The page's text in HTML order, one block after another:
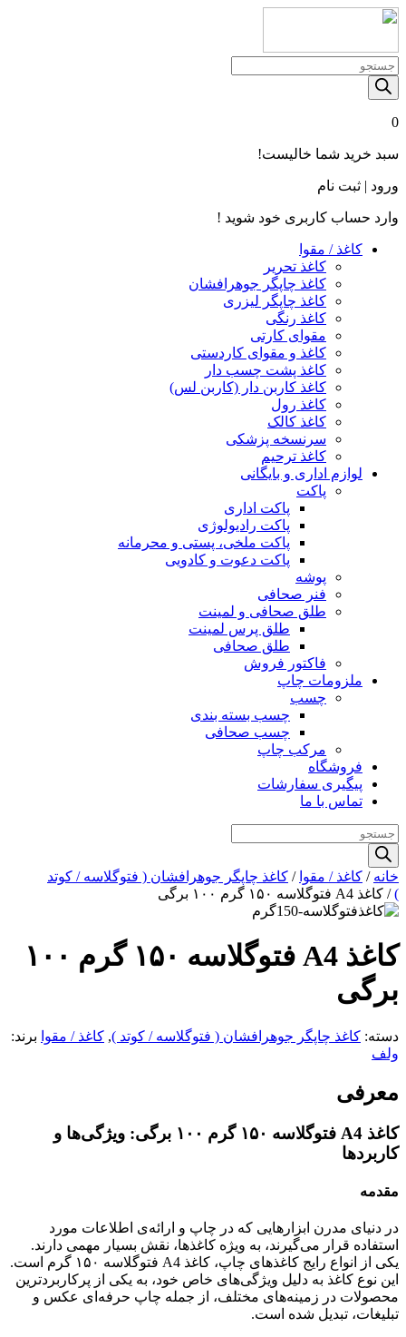
Products
search
0
سبد خرید شما خالیست!
ورود | ثبت نام
وارد حساب کاربری خود شوید !
کاغذ / مقوا
کاغذ تحریر
کاغذ چاپگر جوهرافشان
کاغذ چاپگر لیزری
کاغذ رنگی
مقوای کارتی
کاغذ و مقوای کاردستی
کاغذ پشت چسب‌ دار
کاغذ کاربن‌ دار (کاربن‌ لس)
کاغذ رول
کاغذ کالک
سرنسخه پزشکی
کاغذ ترحیم
لوازم اداری و بایگانی
پاکت
پاکت اداری
پاکت رادیولوژی
پاکت ملخی، پستی و محرمانه
پاکت دعوت و کادویی
پوشه
فنر صحافی
طلق صحافی و لمینت
طلق پرس لمینت
طلق صحافی
فاکتور فروش
ملزومات چاپ
چسب
چسب بسته بندی
چسب صحافی
مرکب چاپ
فروشگاه
پیگیری سفارشات
تماس با ما
Products
search
خانه / کاغذ / مقوا / کاغذ چاپگر جوهرافشان ( فتوگلاسه / کوتد
)/ کاغذ A4 فتوگلاسه ۱۵۰ گرم ۱۰۰ برگی
کاغذ A4 فتوگلاسه ۱۵۰ گرم ۱۰۰
برگی
دسته: کاغذ چاپگر جوهرافشان ( فتوگلاسه / کوتد ), کاغذ / مقوا برند:
ولف
معرفی
کاغذ A4 فتوگلاسه ۱۵۰ گرم ۱۰۰ برگی: ویژگی‌ها و
کاربردها
مقدمه
در دنیای مدرن ابزارهایی که در چاپ و ارائه‌ی اطلاعات مورد
استفاده قرار می‌گیرند، به ویژه کاغذها، نقش بسیار مهمی دارند.
یکی از انواع رایج کاغذهای چاپ، کاغذ A4 فتوگلاسه ۱۵۰ گرم است.
این نوع کاغذ به دلیل ویژگی‌های خاص خود، به یکی از پرکاربردترین
محصولات در زمینه‌های مختلف، از جمله چاپ حرفه‌ای عکس و
تبلیغات، تبدیل شده است.